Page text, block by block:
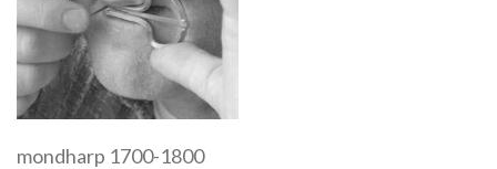
mondharp 1700-1800